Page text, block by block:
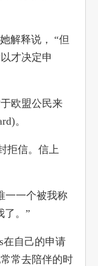
解释说， “但
才决定申
欧盟公民来
。
拒信。信上
一个被我称
了。”
自己的申请
常去陪伴的时